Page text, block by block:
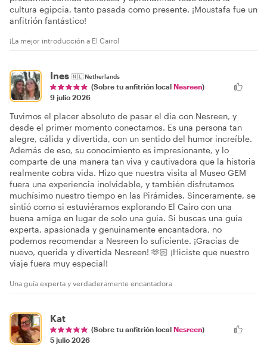
cultura egipcia, tanto pasada como presente. ¡Moustafa fue un
anfitrión fantástico!
¡La mejor introducción a El Cairo!
Ines 🇳🇱Netherlands
(Sobre tu anfitrión local Nesreen)
9 julio 2026
Tuvimos el placer absoluto de pasar el día con Nesreen, y
desde el primer momento conectamos. Es una persona tan
alegre, cálida y divertida, con un sentido del humor increíble.
Además de eso, su conocimiento es impresionante, y lo
comparte de una manera tan viva y cautivadora que la historia
realmente cobra vida. Hizo que nuestra visita al Museo GEM
fuera una experiencia inolvidable, y también disfrutamos
muchísimo nuestro tiempo en las Pirámides. Sinceramente, se
sintió como si estuviéramos explorando El Cairo con una
buena amiga en lugar de solo una guía. Si buscas una guía
experta, apasionada y genuinamente encantadora, no
podemos recomendar a Nesreen lo suficiente. ¡Gracias de
nuevo, querida y divertida Nesreen! 🫶🏻 ¡Hiciste que nuestro
viaje fuera muy especial!
Una guía experta y verdaderamente encantadora
Kat
(Sobre tu anfitrión local Nesreen)
5 julio 2026